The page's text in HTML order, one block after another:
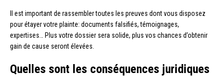
Il est important de rassembler toutes les preuves dont vous disposez
pour étayer votre plainte: documents falsifiés, témoignages,
expertises… Plus votre dossier sera solide, plus vos chances d’obtenir
gain de cause seront élevées.
Quelles sont les conséquences juridiques